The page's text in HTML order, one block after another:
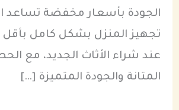
الجودة بأسعار مخفضة تساعد
تجهيز المنزل بشكل كامل
عند شراء الأثاث الجديد، مع
المتانة والجودة المتميزة […]